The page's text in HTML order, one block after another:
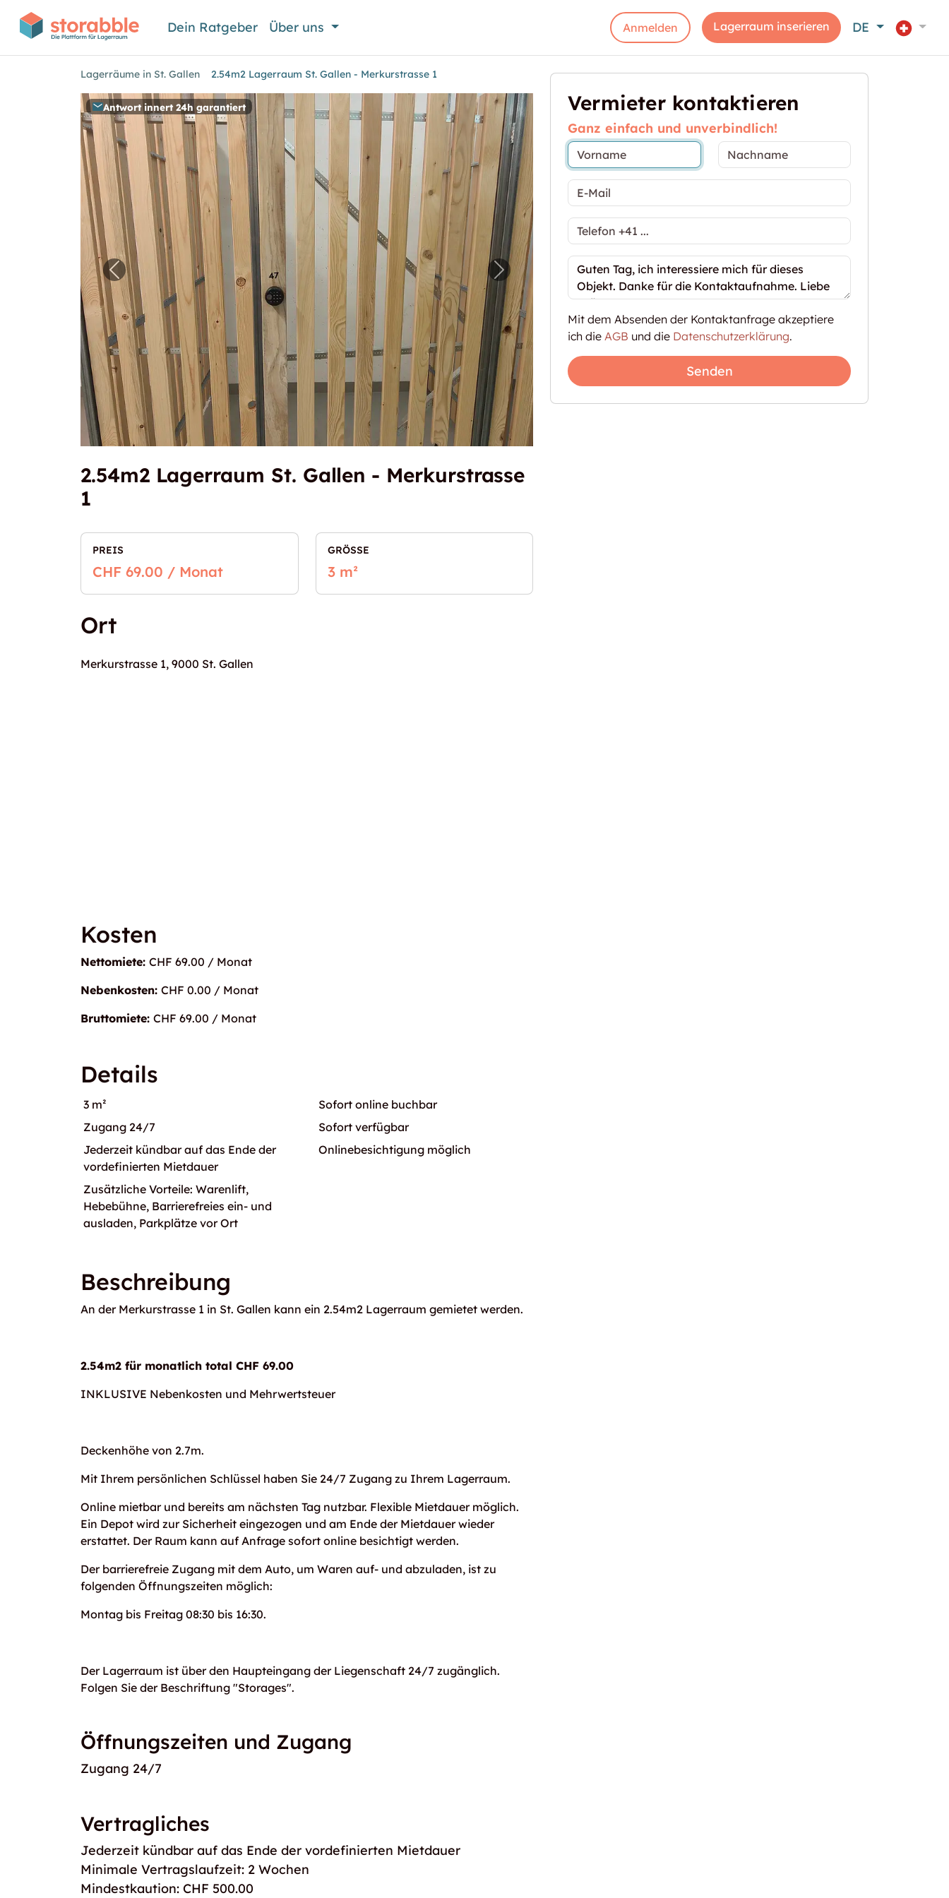
Dein Ratgeber Über uns Anmelden Lagerraum inserieren DE
Lagerräume in St. Gallen 2.54m2 Lagerraum St. Gallen - Merkurstrasse 1
Antwort innert 24h garantiert
Vorheriges Bild für "2.54m2 Lagerraum St. Gallen - Merkurstrasse 1"Nächstes Bild für "2.54m2 Lagerraum St. Gallen - Merkurstrasse 1"
2.54m2 Lagerraum St. Gallen - Merkurstrasse
1
PREIS
CHF 69.00 / Monat
GRÖSSE
3 m²
Ort
Merkurstrasse 1, 9000 St. Gallen
Kosten
Nettomiete: CHF 69.00 / Monat
Nebenkosten: CHF 0.00 / Monat
Bruttomiete: CHF 69.00 / Monat
Details
3 m²
Sofort online buchbar
Zugang 24/7
Sofort verfügbar
Jederzeit kündbar auf das Ende der
vordefinierten Mietdauer
Onlinebesichtigung möglich
Zusätzliche Vorteile: Warenlift,
Hebebühne, Barrierefreies ein- und
ausladen, Parkplätze vor Ort
Beschreibung
An der Merkurstrasse 1 in St. Gallen kann ein 2.54m2 Lagerraum gemietet werden.
2.54m2 für monatlich total CHF 69.00
INKLUSIVE Nebenkosten und Mehrwertsteuer
Deckenhöhe von 2.7m.
Mit Ihrem persönlichen Schlüssel haben Sie 24/7 Zugang zu Ihrem Lagerraum.
Online mietbar und bereits am nächsten Tag nutzbar. Flexible Mietdauer möglich.
Ein Depot wird zur Sicherheit eingezogen und am Ende der Mietdauer wieder
erstattet. Der Raum kann auf Anfrage sofort online besichtigt werden.
Der barrierefreie Zugang mit dem Auto, um Waren auf- und abzuladen, ist zu
folgenden Öffnungszeiten möglich:
Montag bis Freitag 08:30 bis 16:30.
Der Lagerraum ist über den Haupteingang der Liegenschaft 24/7 zugänglich.
Folgen Sie der Beschriftung "Storages".
Öffnungszeiten und Zugang
Zugang 24/7
Vertragliches
Jederzeit kündbar auf das Ende der vordefinierten Mietdauer
Minimale Vertragslaufzeit: 2 Wochen
Mindestkaution: CHF 500.00
Vermieter kontaktieren
Ganz einfach und unverbindlich!
Mit dem Absenden der Kontaktanfrage akzeptiere
ich die AGB und die Datenschutzerklärung.
Senden